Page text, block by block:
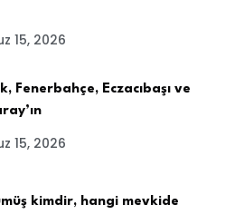
15, 2026
Fenerbahçe, Eczacıbaşı ve
15, 2026
kimdir, hangi mevkide